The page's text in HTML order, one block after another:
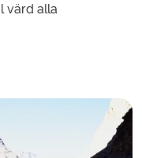
värd alla